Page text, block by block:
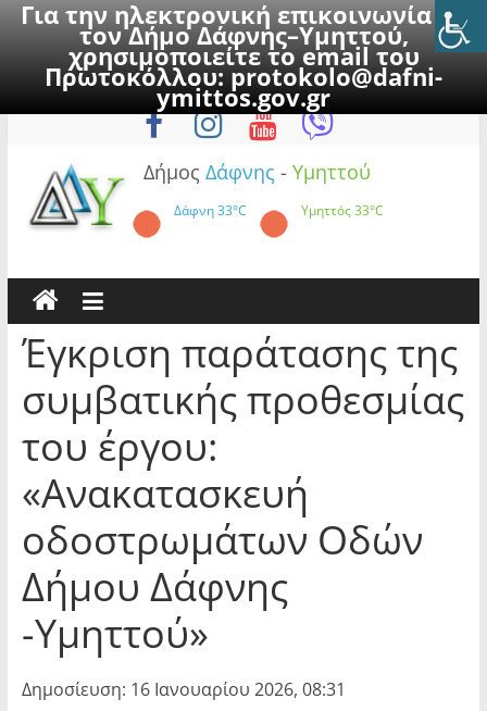
Για την ηλεκτρονική επικοινωνία με
τον Δήμο Δάφνης–Υμηττού,
χρησιμοποιείτε το email του
Πρωτοκόλλου:protokolo@dafni-
ymittos.gov.gr
to
Πέμπτη, 6 Αυγούστου 2026
Δήμος Δάφνης - Υμηττού
Δάφνη33°C Υμηττός33°C
Έγκριση παράτασης της
συμβατικής προθεσμίας
του έργου:
«Ανακατασκευή
οδοστρωμάτων Οδών
Δήμου Δάφνης
-Υμηττού»
Δημοσίευση: 16 Ιανουαρίου 2026, 08:31